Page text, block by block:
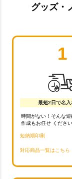
グッズ・
1
最短2日で名入
時間がない！そんな
作成もお任せ ください
短納期印刷
対応商品一覧はこちら